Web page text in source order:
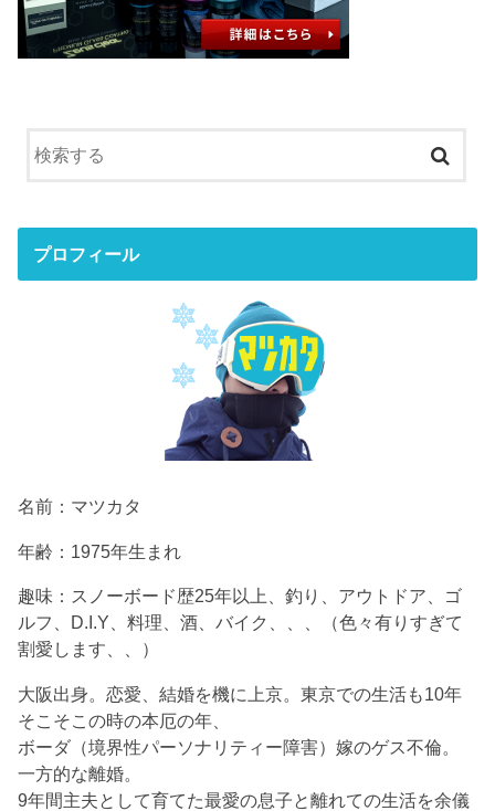
プロフィール
名前：マツカタ
年齢：1975年生まれ
趣味：スノーボード歴25年以上、釣り、アウトドア、ゴ
ルフ、D.I.Y、料理、酒、バイク、、、（色々有りすぎて
割愛します、、）
大阪出身。恋愛、結婚を機に上京。東京での生活も10年
そこそこの時の本厄の年、
ボーダ（境界性パーソナリティー障害）嫁のゲス不倫。
一方的な離婚。
9年間主夫として育てた最愛の息子と離れての生活を余儀